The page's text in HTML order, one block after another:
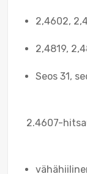
2,4602,
2,4819,
Seos 31,
2.4607-